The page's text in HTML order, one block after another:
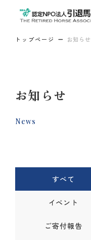
トップページ お知らせ
お知らせ
News
すべて
イベント
ご寄付報告